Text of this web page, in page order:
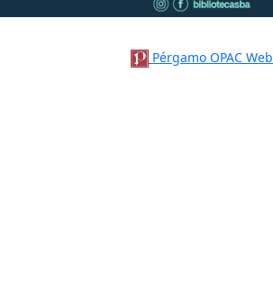
Pérgamo OPAC Web